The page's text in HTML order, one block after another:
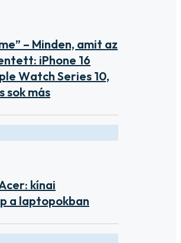
– Minden, amit az
iPhone 16
Watch Series 10,
sok más
kínai
a laptopokban